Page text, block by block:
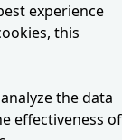
experience
this
the data
effectiveness of